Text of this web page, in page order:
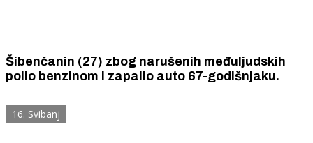
Šibenčanin (27) zbog narušenih međuljudskih
polio benzinom i zapalio auto 67-godišnjaku.
16. Svibanj